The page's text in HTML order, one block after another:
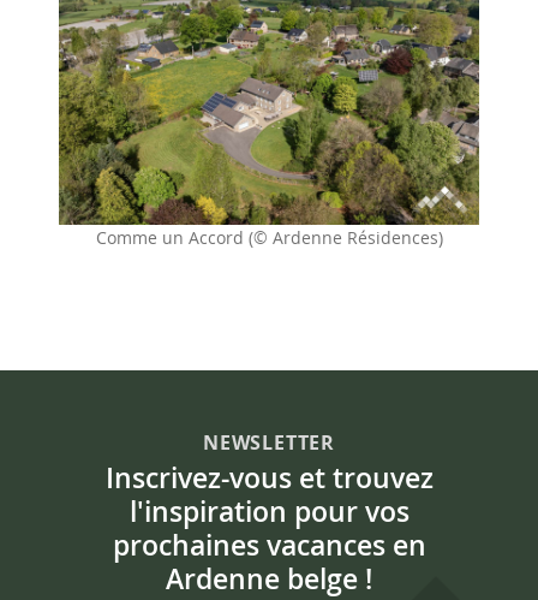
Comme un Accord (© Ardenne Résidences)
NEWSLETTER
Inscrivez-vous et trouvez
l'inspiration pour vos
prochaines vacances en
Ardenne belge !